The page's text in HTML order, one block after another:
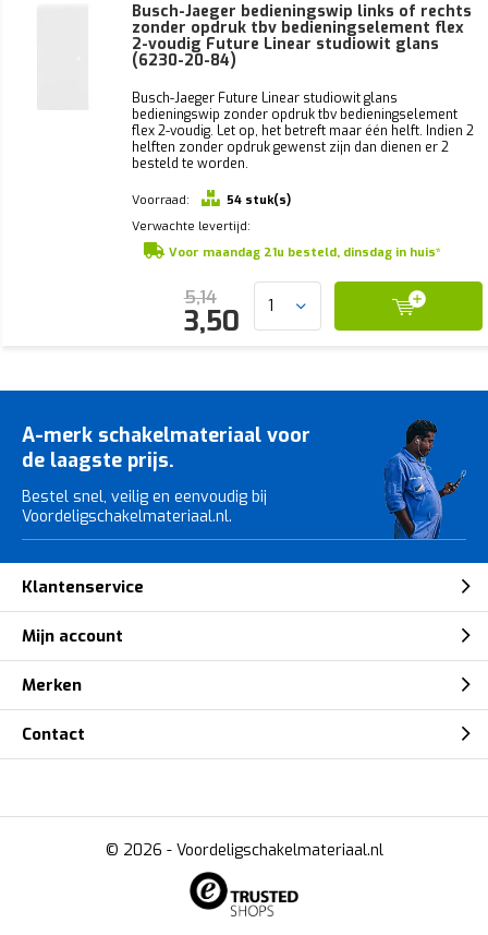
Busch-Jaeger bedieningswip links of rechts
zonder opdruk tbv bedieningselement flex
2-voudig Future Linear studiowit glans
(6230-20-84)
Busch-Jaeger Future Linear studiowit glans
bedieningswip zonder opdruk tbv bedieningselement
flex 2-voudig. Let op, het betreft maar één helft. Indien 2
helften zonder opdruk gewenst zijn dan dienen er 2
besteld te worden.
Voorraad:
54 stuk(s)
Verwachte levertijd:
Voor maandag 21u besteld, dinsdag in huis*
5,14
3,50
A-merk schakelmateriaal voor
de laagste prijs.
Bestel snel, veilig en eenvoudig bij
Voordeligschakelmateriaal.nl.
Klantenservice
Mijn account
Merken
Contact
© 2026 - Voordeligschakelmateriaal.nl